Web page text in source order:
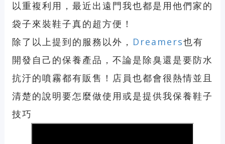
以重複利用，最近出遠門我也都是用他們家的
袋子來裝鞋子真的超方便！
除了以上提到的服務以外， Dreamers也有
開發自己的保養產品，不論是除臭還是要防水
抗汙的噴霧都有販售！店員也都會很熱情並且
清楚的說明要怎麼做使用或是提供我保養鞋子
技巧